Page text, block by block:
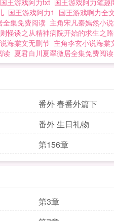
国王游戏阿力txt 国王游戏阿力笔趣
国王游戏阿力1 国王游戏啊力全
全集免费阅读 主角宋凡秦嫣然小
怪谈之从精神病院开始的求生之
海棠文无删节 主角李玄小说海棠
读 夏君白川夏翠微居全集免费阅读
番外 春番外篇下
番外 生日礼物
第156章
第3章